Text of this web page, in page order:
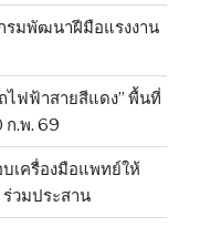
รมพัฒนาฝีมือแรงงาน
ไฟฟ้าสายสีแดง” พื้นที่
ก.พ. 69
เครื่องมือแพทย์ให้
วมประสาน